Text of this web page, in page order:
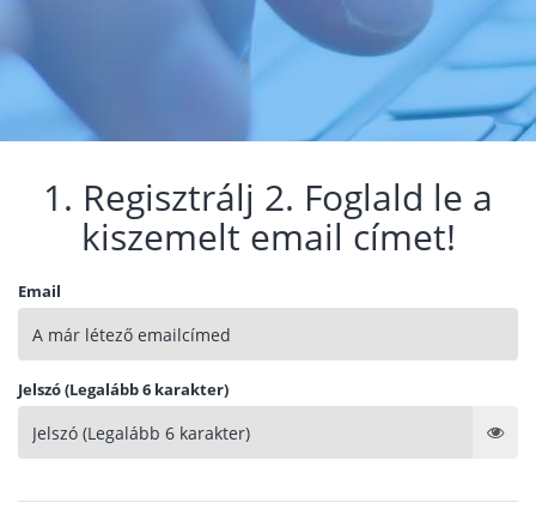
1. Regisztrálj 2. Foglald le a
kiszemelt email címet!
Email
Jelszó (Legalább 6 karakter)